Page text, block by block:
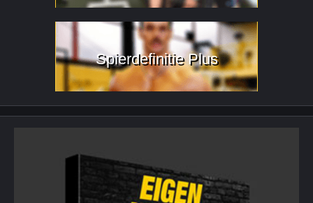
Spierdefinitie Plus